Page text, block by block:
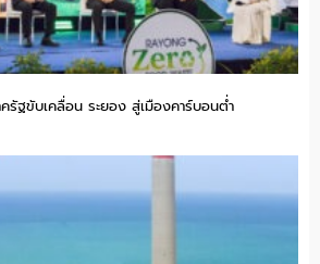
รัฐขับเคลื่อน ระยอง สู่เมืองคาร์บอนต่ำ